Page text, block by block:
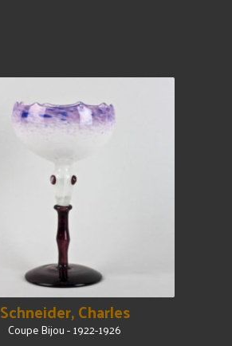
Schneider, Charles
Coupe Bijou - 1922-1926